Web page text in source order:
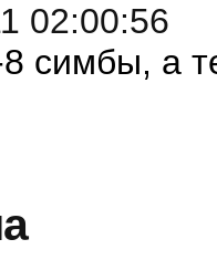
02:00:56
симбы, а